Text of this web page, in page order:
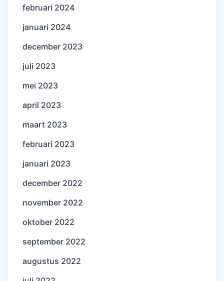
februari 2024
januari 2024
december 2023
juli 2023
mei 2023
april 2023
maart 2023
februari 2023
januari 2023
december 2022
november 2022
oktober 2022
september 2022
augustus 2022